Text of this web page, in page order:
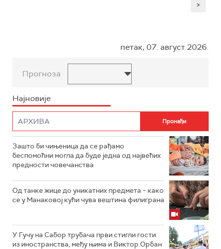
>
петак, 07. август 2026.
Прогноза
Најновије
Зашто би чињеница да се рађамо
беспомоћни могла да буде једна од највећих
предности човечанства
Од танке жице до уникатних предмета – како
се у Манаковој кући чува вештина филиграна
У Гучу на Сабор трубача први стигли гости
из иностранства, међу њима и Виктор Орбан